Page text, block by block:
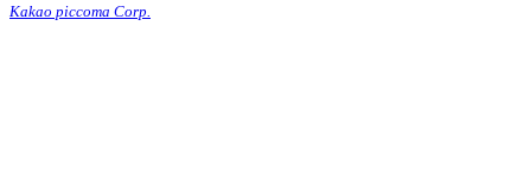
Kakao piccoma Corp.